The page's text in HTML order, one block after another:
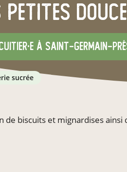
petites
à Saint-Germain-
sucrée
de biscuits et mignardises